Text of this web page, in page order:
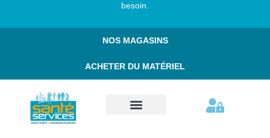
besoin.
NOS MAGASINS
ACHETER DU MATÉRIEL